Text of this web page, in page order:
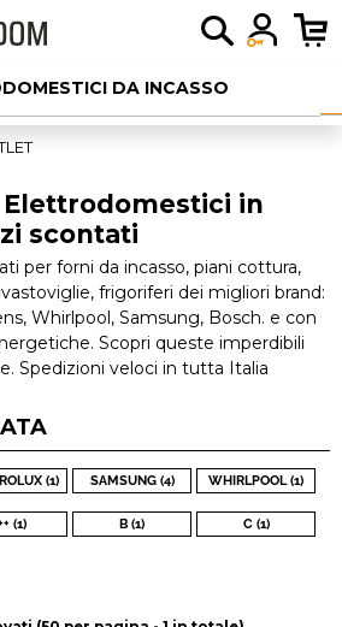
DA INCASSO
LIBERA INSTALLAZIONE
ELETTRODOMESTICI
AUDIO
AGGIUNTIVI
OUTLET
in
scontati
per forni da incasso, piani cottura,
frigoriferi dei migliori brand:
Whirlpool, Samsung, Bosch. e con
Scopri queste imperdibili
Spedizioni veloci in tutta Italia
(1) SAMSUNG (4) WHIRLPOOL (1)
(1) B (1) C (1)